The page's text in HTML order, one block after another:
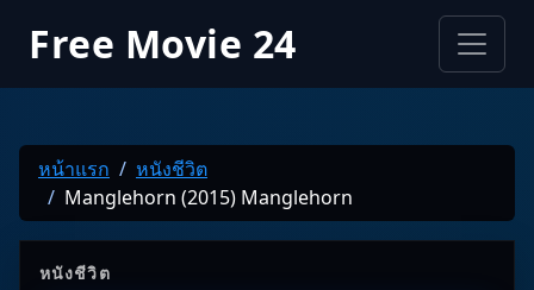
Free Movie 24
หน้าแรก
หนังชีวิต
Manglehorn (2015) Manglehorn
หนังชีวิต